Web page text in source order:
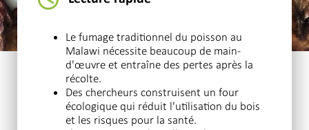
Le fumage traditionnel du poisson au
Malawi nécessite beaucoup de main-
d'œuvre et entraîne des pertes après la
récolte.
Des chercheurs construisent un four
écologique qui réduit l'utilisation du bois
et les risques pour la santé.